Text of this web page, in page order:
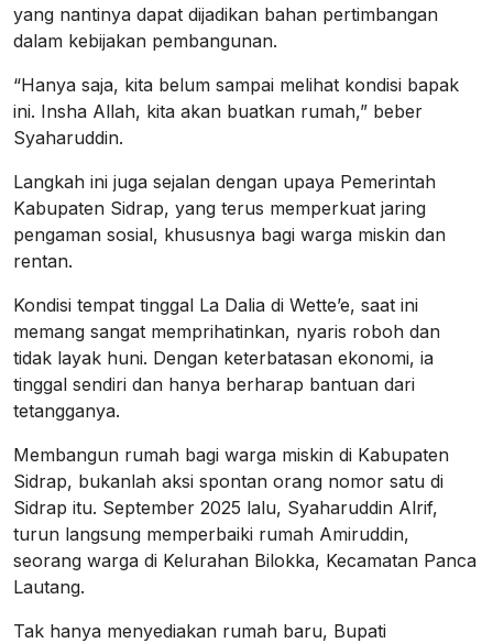
yang nantinya dapat dijadikan bahan pertimbangan
dalam kebijakan pembangunan.
“Hanya saja, kita belum sampai melihat kondisi bapak
ini. Insha Allah, kita akan buatkan rumah,” beber
Syaharuddin.
Langkah ini juga sejalan dengan upaya Pemerintah
Kabupaten Sidrap, yang terus memperkuat jaring
pengaman sosial, khususnya bagi warga miskin dan
rentan.
Kondisi tempat tinggal La Dalia di Wette’e, saat ini
memang sangat memprihatinkan, nyaris roboh dan
tidak layak huni. Dengan keterbatasan ekonomi, ia
tinggal sendiri dan hanya berharap bantuan dari
tetangganya.
Membangun rumah bagi warga miskin di Kabupaten
Sidrap, bukanlah aksi spontan orang nomor satu di
Sidrap itu. September 2025 lalu, Syaharuddin Alrif,
turun langsung memperbaiki rumah Amiruddin,
seorang warga di Kelurahan Bilokka, Kecamatan Panca
Lautang.
Tak hanya menyediakan rumah baru, Bupati